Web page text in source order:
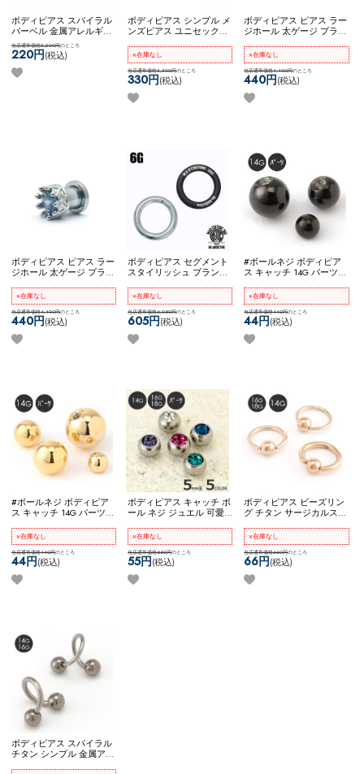
ボディピアス スパイラル
バーベル 金属アレルギー
対応 サージカルステンレ
ス シンプル 両ネジタイプ
ネコポスOK【お客様から
の声をカタチに】【スタ
当店通常価格2,200円のところ
220円(税込)
ボディピアス シンプル メ
ンズピアス ユニセックス
料】【edge】クロススタ
ッズ
×在庫なし
当店通常価格3,300円のところ
330円(税込)
ボディピアス ピアス ラー
ジホール 太ゲージ プラグ
張 一粒ジュエル サンド加
工 ネコポス不可[ 0G ] ジ
ュエルフレッシュトンネ
ル
×在庫なし
当店通常価格4,400円のところ
440円(税込)
ボディピアス ピアス ラー
ジホール 太ゲージ プラグ
張 王冠 ネコポス不可
] クラウンジュエルフレッ
シュトンネル
×在庫なし
当店通常価格4,400円のところ
440円(税込)
ボディピアス セグメント
スタイリッシュ ブランド
ス シンプル かっこいい
ネコポスOK【M.A.D
CULTURE 360】 [ 6G ] セグ
メントリング
×在庫なし
当店通常価格6,050円のところ
605円(税込)
#ボールネジ ボディピア
ス キャッチ 14G パーツ
ジ カスタム カスタマイズ
ステンレス ネコポスOK[
14G ] スペアボールネジ
(ブラック)
×在庫なし
当店通常価格440円のところ
44円(税込)
#ボールネジ ボディピア
ス キャッチ 14G パーツ
マイズ アレンジ ステンレ
ス ネコポスOK[ 14G ] スペ
アボールネジ (ゴールド)
×在庫なし
当店通常価格440円のところ
44円(税込)
ボディピアス キャッチ ボ
ール ネジ ジュエル 可愛
ーディネート ネコポスOK
一粒ジュエルネジ
×在庫なし
当店通常価格550円のところ
55円(税込)
ボディピアス ビーズリン
グ チタン サージカルステ
応 14G 16G 18G シンプル
可愛い ネコポスOKキャプ
ティブビーズリング (ロー
ズゴールド)
×在庫なし
当店通常価格660円のところ
66円(税込)
ボディピアス スパイラル
チタン シンプル 金属アレ